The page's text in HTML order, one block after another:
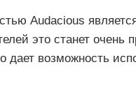
Audacious
это станет очень
дает возможность